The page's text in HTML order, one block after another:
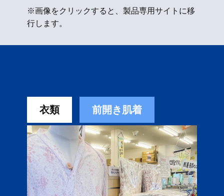
※画像をクリックすると、製品専用サイトに移
行します。
衣類 前開き肌着